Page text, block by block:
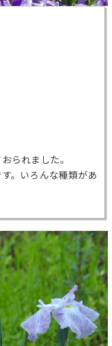
られました。
。いろんな種類があ